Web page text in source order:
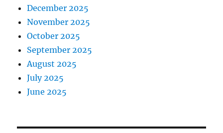
December 2025
November 2025
October 2025
September 2025
August 2025
July 2025
June 2025